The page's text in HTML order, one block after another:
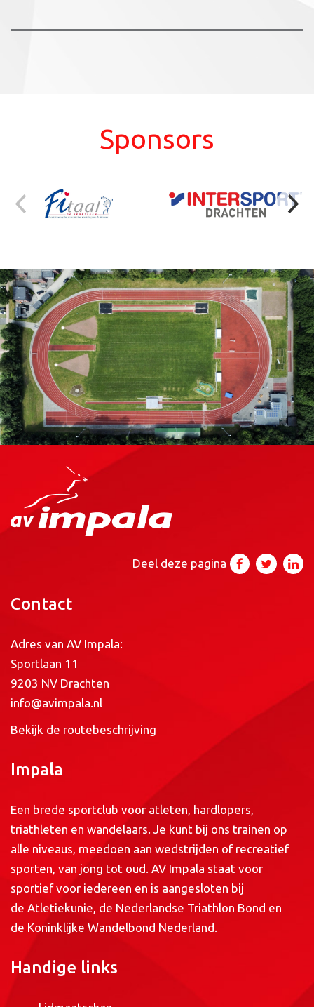
Sponsors
Deel deze pagina
Contact
Adres van AV Impala:
Sportlaan 11
9203 NV Drachten
info@avimpala.nl
Bekijk de routebeschrijving
Impala
Een brede sportclub voor atleten, hardlopers,
triathleten en wandelaars. Je kunt bij ons trainen op
alle niveaus, meedoen aan wedstrijden of recreatief
sporten, van jong tot oud. AV Impala staat voor
sportief voor iedereen en is aangesloten bij
de Atletiekunie, de Nederlandse Triathlon Bond en
de Koninklijke Wandelbond Nederland.
Handige links